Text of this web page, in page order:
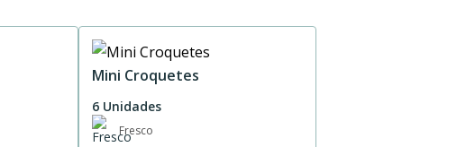
Mini Croquetes
6 Unidades
Fresco